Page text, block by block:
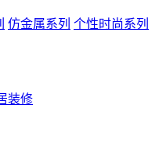
仿金属系列 个性时尚系列
装修